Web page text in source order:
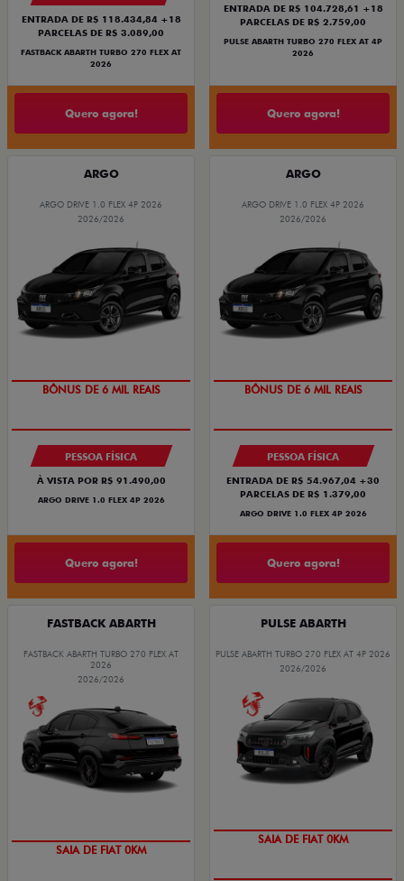
ENTRADA DE R$ 118.434,84 +18
PARCELAS DE R$ 3.089,00
FASTBACK ABARTH TURBO 270 FLEX AT
2026
Quero agora!
ENTRADA DE R$ 104.728,61 +18
PARCELAS DE R$ 2.759,00
PULSE ABARTH TURBO 270 FLEX AT 4P
2026
Quero agora!
ARGO
ARGO DRIVE 1.0 FLEX 4P 2026
2026/2026
BÔNUS DE 6 MIL REAIS
PESSOA FÍSICA
À VISTA POR R$ 91.490,00
ARGO DRIVE 1.0 FLEX 4P 2026
Quero agora!
ARGO
ARGO DRIVE 1.0 FLEX 4P 2026
2026/2026
BÔNUS DE 6 MIL REAIS
PESSOA FÍSICA
ENTRADA DE R$ 54.967,04 +30
PARCELAS DE R$ 1.379,00
ARGO DRIVE 1.0 FLEX 4P 2026
Quero agora!
FASTBACK ABARTH
FASTBACK ABARTH TURBO 270 FLEX AT
2026
2026/2026
SAIA DE FIAT 0KM
PULSE ABARTH
PULSE ABARTH TURBO 270 FLEX AT 4P 2026
2026/2026
SAIA DE FIAT 0KM